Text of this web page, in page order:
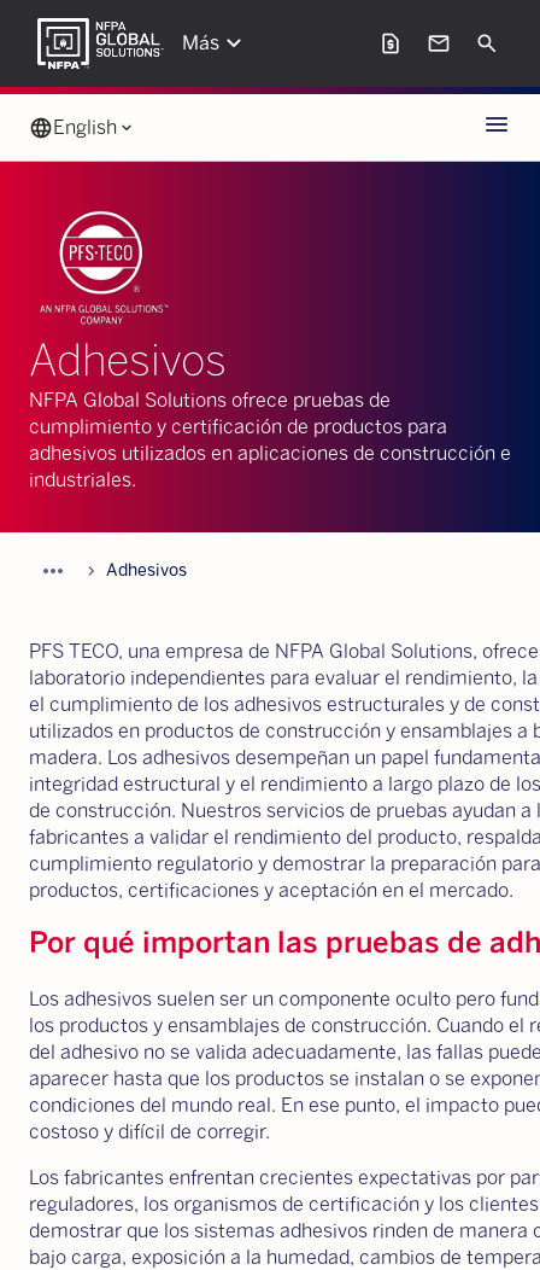
Más keyboard_arrow_down request_page mail Search
languageEnglish keyboard_arrow_down Menu
Adhesivos
NFPA Global Solutions ofrece pruebas de
cumplimiento y certificación de productos para
adhesivos utilizados en aplicaciones de construcción e
industriales.
more_horiz chevron_forward Adhesivos
PFS TECO, una empresa de NFPA Global Solutions,
laboratorio independientes para evaluar el rendimiento,
el cumplimiento de los adhesivos estructurales y de
utilizados en productos de construcción y ensamblajes a
madera. Los adhesivos desempeñan un papel
integridad estructural y el rendimiento a largo plazo de
de construcción. Nuestros servicios de pruebas ayudan a
fabricantes a validar el rendimiento del producto,
cumplimiento regulatorio y demostrar la preparación
productos, certificaciones y aceptación en el mercado.
Por qué importan las pruebas de
Los adhesivos suelen ser un componente oculto pero
los productos y ensamblajes de construcción. Cuando el
del adhesivo no se valida adecuadamente, las fallas
aparecer hasta que los productos se instalan o se
condiciones del mundo real. En ese punto, el impacto
costoso y difícil de corregir.
Los fabricantes enfrentan crecientes expectativas por
reguladores, los organismos de certificación y los
demostrar que los sistemas adhesivos rinden de manera
bajo carga, exposición a la humedad, cambios de